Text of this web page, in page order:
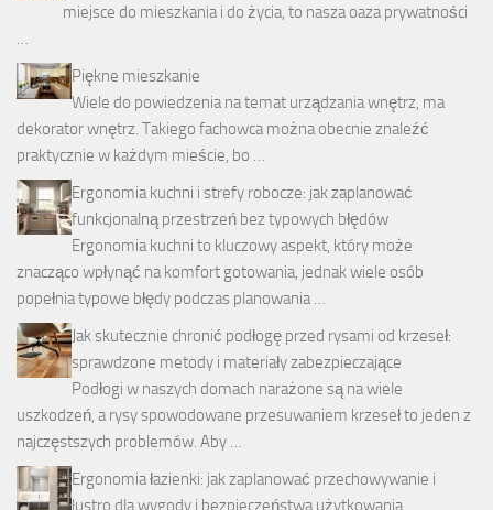
miejsce do mieszkania i do życia, to nasza oaza prywatności
…
Piękne mieszkanie
Wiele do powiedzenia na temat urządzania wnętrz, ma
dekorator wnętrz. Takiego fachowca można obecnie znaleźć
praktycznie w każdym mieście, bo …
Ergonomia kuchni i strefy robocze: jak zaplanować
funkcjonalną przestrzeń bez typowych błędów
Ergonomia kuchni to kluczowy aspekt, który może
znacząco wpłynąć na komfort gotowania, jednak wiele osób
popełnia typowe błędy podczas planowania …
Jak skutecznie chronić podłogę przed rysami od krzeseł:
sprawdzone metody i materiały zabezpieczające
Podłogi w naszych domach narażone są na wiele
uszkodzeń, a rysy spowodowane przesuwaniem krzeseł to jeden z
najczęstszych problemów. Aby …
Ergonomia łazienki: jak zaplanować przechowywanie i
lustro dla wygody i bezpieczeństwa użytkowania